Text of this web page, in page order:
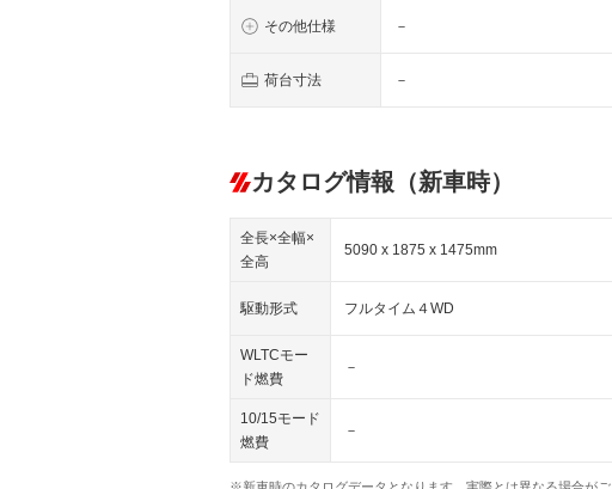
その他仕様 －
荷台寸法 －
カタログ情報（新車時）
全長×全幅×
全高
5090 x 1875 x 1475mm
駆動形式 フルタイム４WD
WLTCモー
ド燃費
－
10/15モード
燃費
－